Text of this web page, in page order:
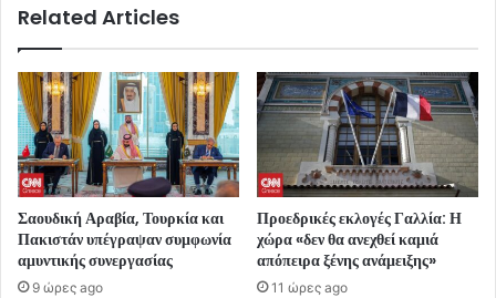
Related Articles
Σαουδική Αραβία, Τουρκία και
Πακιστάν υπέγραψαν συμφωνία
αμυντικής συνεργασίας
9 ώρες ago
Προεδρικές εκλογές Γαλλία: Η
χώρα «δεν θα ανεχθεί καμιά
απόπειρα ξένης ανάμειξης»
11 ώρες ago